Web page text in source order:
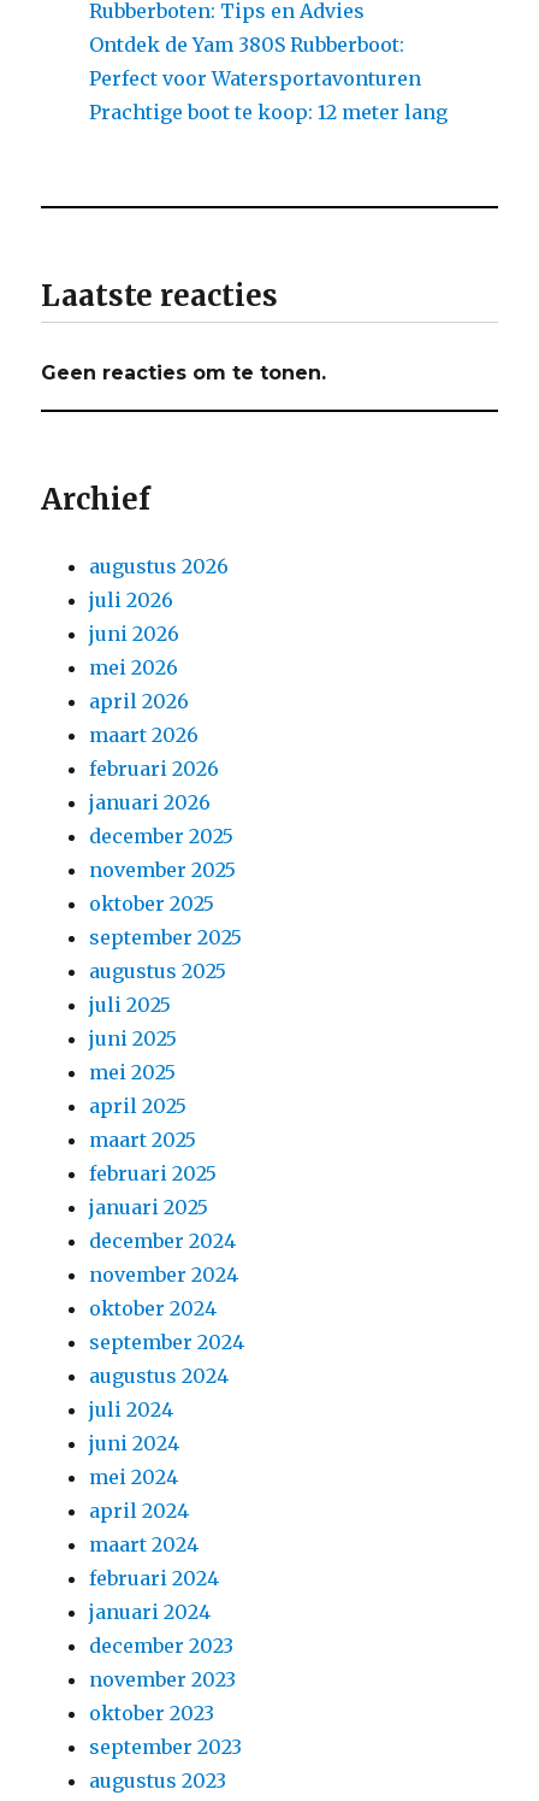
Rubberboten: Tips en Advies
Ontdek de Yam 380S Rubberboot:
Perfect voor Watersportavonturen
Prachtige boot te koop: 12 meter lang
Laatste reacties
Geen reacties om te tonen.
Archief
augustus 2026
juli 2026
juni 2026
mei 2026
april 2026
maart 2026
februari 2026
januari 2026
december 2025
november 2025
oktober 2025
september 2025
augustus 2025
juli 2025
juni 2025
mei 2025
april 2025
maart 2025
februari 2025
januari 2025
december 2024
november 2024
oktober 2024
september 2024
augustus 2024
juli 2024
juni 2024
mei 2024
april 2024
maart 2024
februari 2024
januari 2024
december 2023
november 2023
oktober 2023
september 2023
augustus 2023